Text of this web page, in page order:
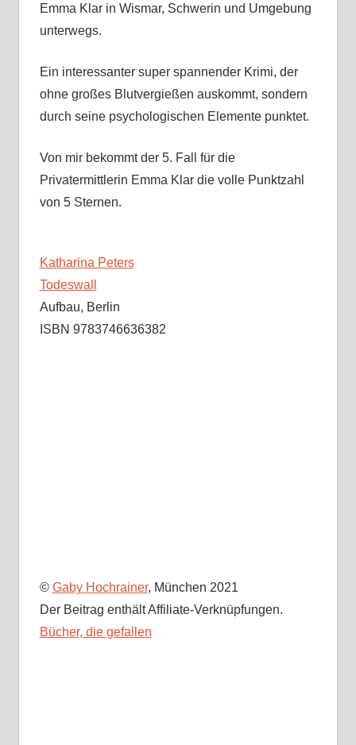
Emma Klar in Wismar, Schwerin und Umgebung
unterwegs.
Ein interessanter super spannender Krimi, der
ohne großes Blutvergießen auskommt, sondern
durch seine psychologischen Elemente punktet.
Von mir bekommt der 5. Fall für die
Privatermittlerin Emma Klar die volle Punktzahl
von 5 Sternen.
Katharina Peters
Todeswall
Aufbau, Berlin
ISBN 9783746636382
© Gaby Hochrainer, München 2021
Der Beitrag enthält Affiliate-Verknüpfungen.
Bücher, die gefallen